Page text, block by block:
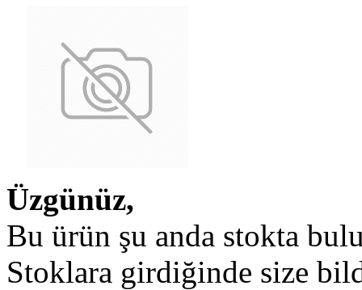
Üzgünüz,
Bu ürün şu anda stokta
Stoklara girdiğinde size